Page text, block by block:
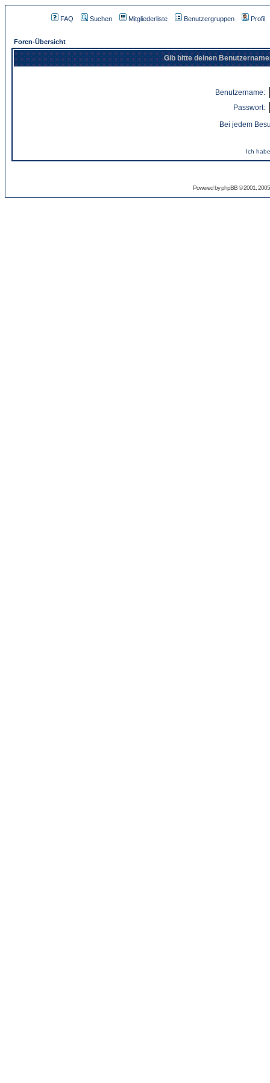
FAQ Suchen Mitgliederliste Benutzergruppen Profil
Foren-Übersicht
Gib bitte deinen
Benutzername:
Passwort:
Bei jedem
Ich
Powered byphpBB© 2001,